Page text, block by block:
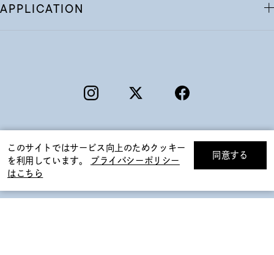
絞り込んで検索する
APPLICATION
このサイトではサービス向上のためクッキー
を利用しています。
プライバシーポリシー
はこちら
同意する